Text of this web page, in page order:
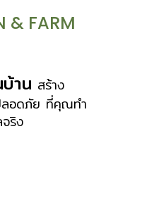
อกเป็นสกุลต่างๆ
ระจายพันธุ์อยู่
สูงไม่มากนัก และ
เติบโตอยู่ตามพื้น
* สกุล
ป็นกล้วยไม้สกุล
าณ 1,000 ชนิด
& FARM
าน สร้าง
ลอดภัย ที่คุณทำ
ริง